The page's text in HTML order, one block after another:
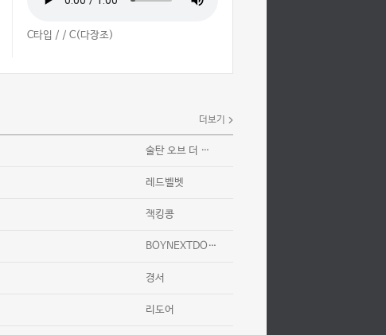
C타입 / / C(다장조)
더보기
술탄 오브 더 디스코
레드벨벳
잭킹콩
BOYNEXTDOOR
경서
리도어